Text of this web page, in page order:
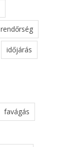
rendőrség
időjárás
favágás